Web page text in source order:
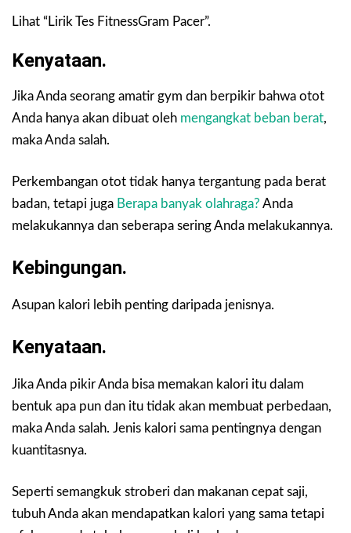
Lihat “Lirik Tes FitnessGram Pacer”.
Kenyataan.
Jika Anda seorang amatir gym dan berpikir bahwa otot
Anda hanya akan dibuat oleh mengangkat beban berat,
maka Anda salah.
Perkembangan otot tidak hanya tergantung pada berat
badan, tetapi juga Berapa banyak olahraga? Anda
melakukannya dan seberapa sering Anda melakukannya.
Kebingungan.
Asupan kalori lebih penting daripada jenisnya.
Kenyataan.
Jika Anda pikir Anda bisa memakan kalori itu dalam
bentuk apa pun dan itu tidak akan membuat perbedaan,
maka Anda salah. Jenis kalori sama pentingnya dengan
kuantitasnya.
Seperti semangkuk stroberi dan makanan cepat saji,
tubuh Anda akan mendapatkan kalori yang sama tetapi